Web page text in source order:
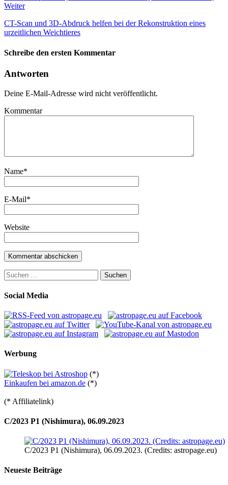
Weiter
CT-Scan und 3D-Abdruck helfen bei der Rekonstruktion eines
urzeitlichen Weichtieres
Schreibe den ersten Kommentar
Antworten
Deine E-Mail-Adresse wird nicht veröffentlicht.
Kommentar
Name*
E-Mail*
Website
Suchen
nach:
Social Media
Werbung
(*)
Einkaufen bei amazon.de (*)
(* Affiliatelink)
C/2023 P1 (Nishimura), 06.09.2023
C/2023 P1 (Nishimura), 06.09.2023. (Credits: astropage.eu)
Neueste Beiträge